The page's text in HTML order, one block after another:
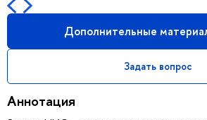
Дополнительные
Задать вопрос
Аннотация